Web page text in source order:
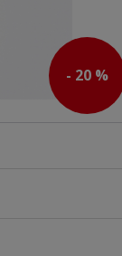
- 20 %